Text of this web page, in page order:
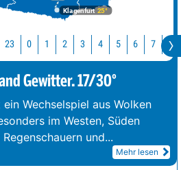
Klagenfurt 25°
23 0 1 2 3 4 5 6 7 8
Gewitter. 17/30°
Wechselspiel aus Wolken
im Westen, Süden
und...
Mehr lesen